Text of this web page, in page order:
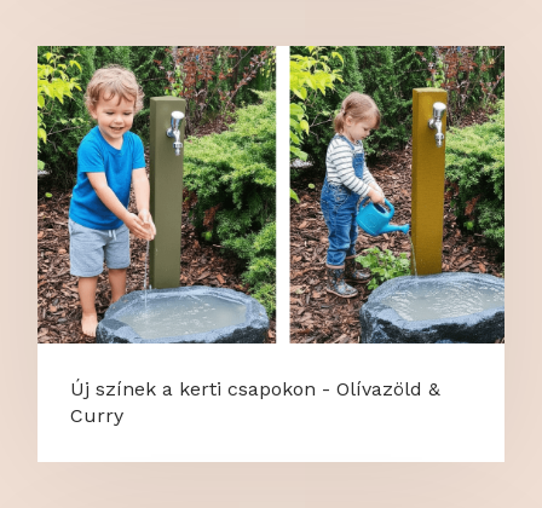
Új színek a kerti csapokon - Olívazöld &
Curry